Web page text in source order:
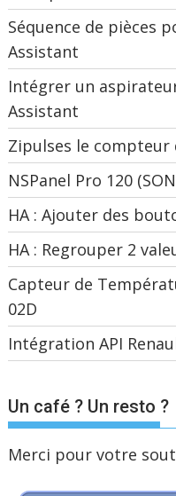
Séquence de pièces
Assistant
Intégrer un
Assistant
Zipulses le compteur
NSPanel Pro 120
HA : Ajouter des
HA : Regrouper 2
Capteur de
02D
Intégration API
Un café ? Un resto ?
Merci pour votre